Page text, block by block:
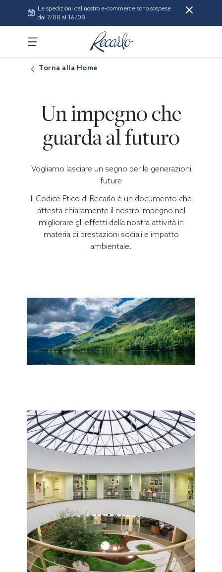
Le spedizioni dal nostro e-commerce sono sospese
dal 7/08 al 16/08.
Torna alla Home
Un impegno che
guarda al futuro
Vogliamo lasciare un segno per le generazioni
future
Il Codice Etico di Recarlo è un documento che
attesta chiaramente il nostro impegno nel
migliorare gli effetti della nostra attività in
materia di prestazioni sociali e impatto
ambientale.